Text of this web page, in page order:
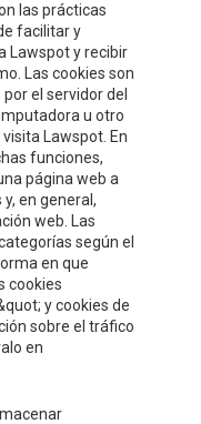
las prácticas
facilitar y
Lawspot y recibir
Las cookies son
el servidor del
u otro
Lawspot. En
funciones,
página web a
en general,
web. Las
según el
en que
cookies
y cookies de
sobre el tráfico
en